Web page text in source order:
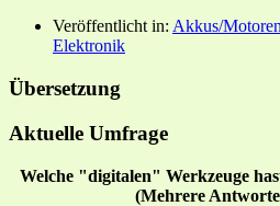
Veröffentlicht in: Akkus/
Elektronik
Übersetzung
Aktuelle Umfrage
Welche "digitalen" Werkzeuge
(Mehrere